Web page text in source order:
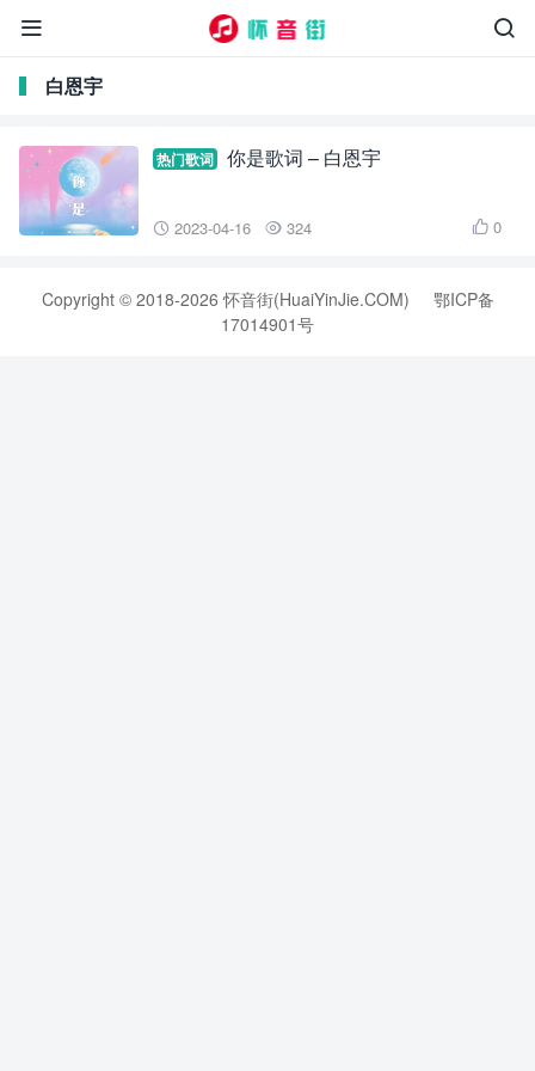


白恩宇
热门歌词 你是歌词 – 白恩宇
 2023-04-16  324  0
Copyright © 2018-2026 怀音街(HuaiYinJie.COM)
鄂ICP备
17014901号